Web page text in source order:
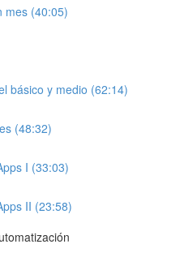
mes (40:05)
básico y medio (62:14)
(48:32)
I (33:03)
II (23:58)